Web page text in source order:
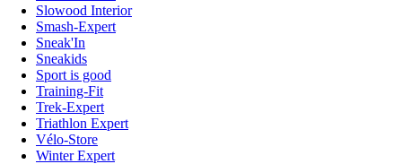
Slowood Interior
Smash-Expert
Sneak'In
Sneakids
Sport is good
Training-Fit
Trek-Expert
Triathlon Expert
Vélo-Store
Winter Expert